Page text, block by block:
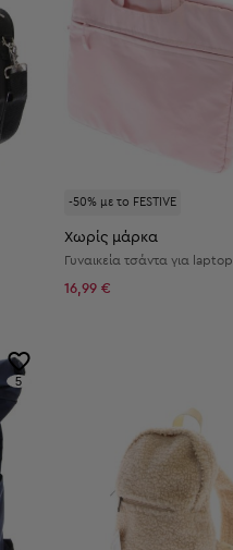
-50% με το FESTIVE
Χωρίς μάρκα
Γυναικεία τσάντα για laptop
16,99 €
5